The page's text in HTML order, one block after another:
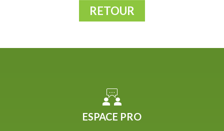
RETOUR
ESPACE PRO